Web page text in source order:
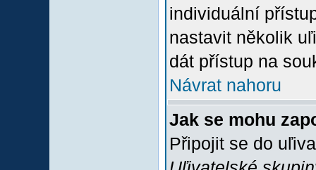
individuální
nastavit několik
dát přístup na
Návrat nahoru
Jak se mohu
Připojit se do